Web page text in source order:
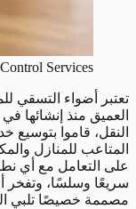
Services
تعتبر أضواء التسقي
النقل، قاموا
المتاعب للمنازل
على التعامل مع أي
سريعًا وسلسًا، وتفخر
مصممة خصيصًا تلبي